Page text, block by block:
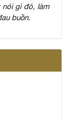
nói gì đó, làm
buồn.